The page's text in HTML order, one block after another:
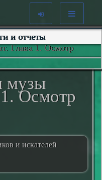
и отчеты
Глава 1. Осмотр
музы
Осмотр
и искателей